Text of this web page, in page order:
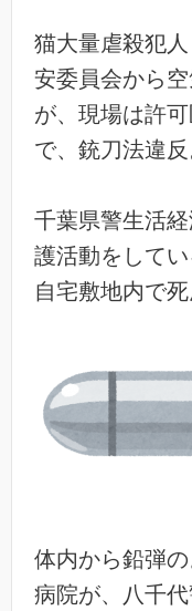
猫大量虐殺犯
安委員会から
が、現場は許
で、銃刀法違反
千葉県警生活
護活動をしてい
自宅敷地内で
体内から鉛弾
病院が、八千代